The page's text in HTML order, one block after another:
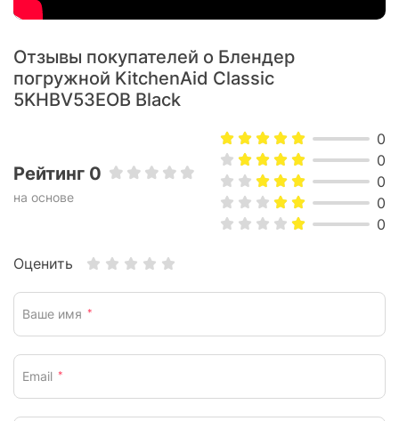
Отзывы покупателей о Блендер
погружной KitchenAid Classic
5KHBV53EOB Black
Рейтинг 0
на основе
0
0
0
0
0
Оценить
Ваше имя *
Email *